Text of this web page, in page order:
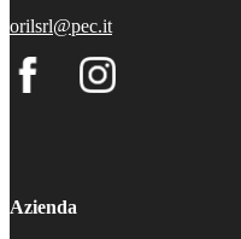
orilsrl@pec.it
Azienda